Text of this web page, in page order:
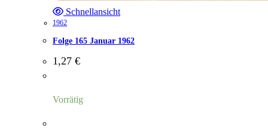
Schnellansicht
1962
Folge 165 Januar 1962
1,27 €
Vorrätig